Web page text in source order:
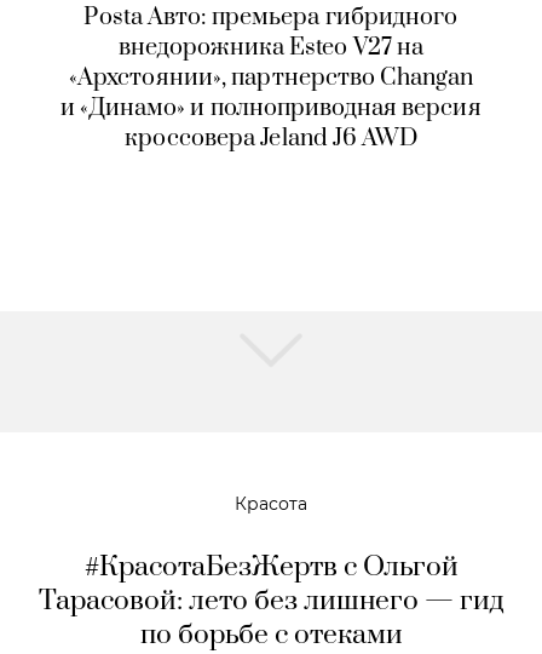
Posta Авто: премьера гибридного
внедорожника Esteo V27 на
«Архстоянии», партнерство Changan
и «Динамо» и полноприводная версия
кроссовера Jeland J6 AWD
Красота
#КрасотаБезЖертв с Ольгой
Тарасовой: лето без лишнего — гид
по борьбе с отеками